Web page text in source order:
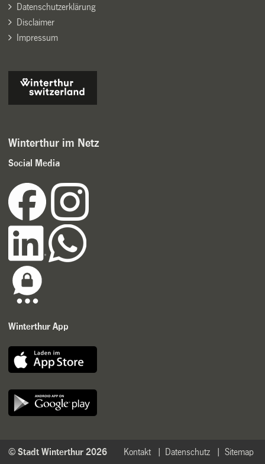
Datenschutzerklärung
Disclaimer
Impressum
Winterthur im Netz
Social Media
Winterthur App
Sitemap
Datenschutz
Kontakt
© Stadt Winterthur 2026